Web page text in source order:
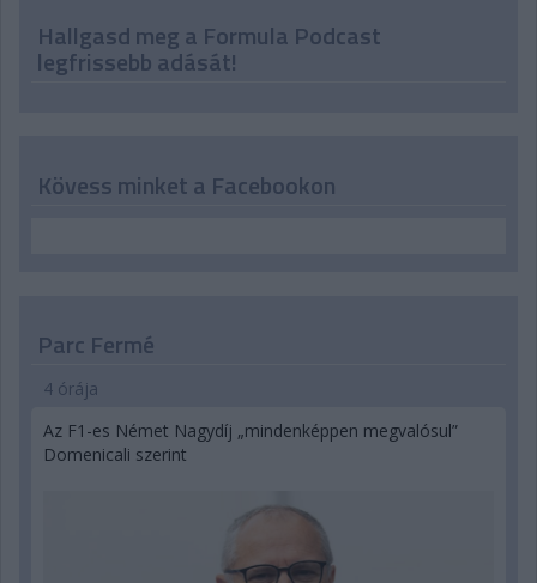
Hallgasd meg a Formula Podcast
legfrissebb adását!
Kövess minket a Facebookon
Parc Fermé
4 órája
Az F1-es Német Nagydíj „mindenképpen megvalósul”
Domenicali szerint